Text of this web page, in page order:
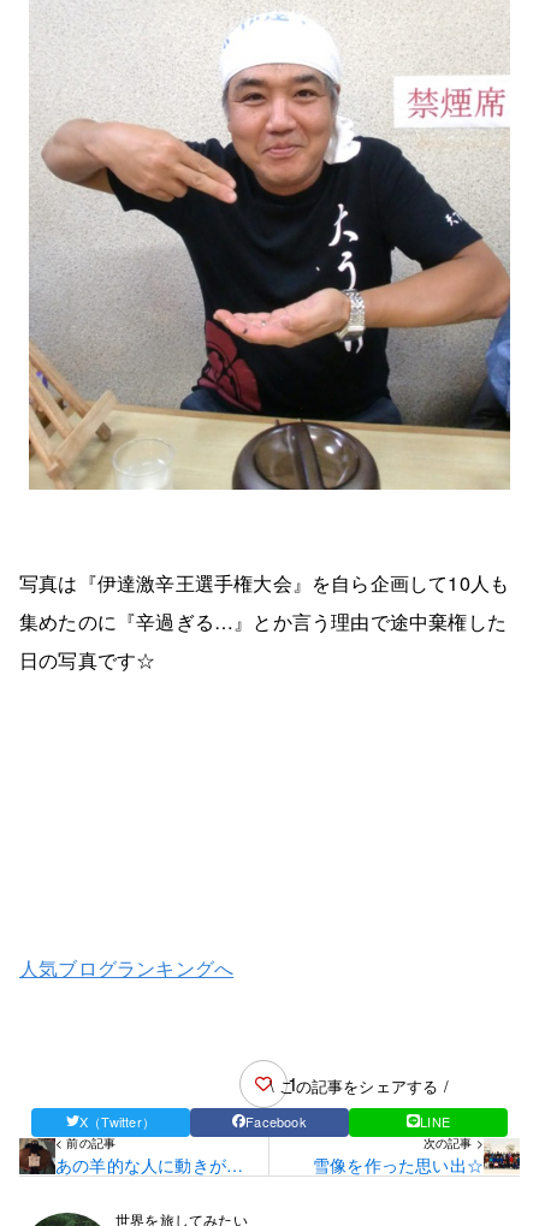
写真は『伊達激辛王選手権大会』を自ら企画して10人も
集めたのに『辛過ぎる…』とか言う理由で途中棄権した
日の写真です☆
人気ブログランキングへ
1
\ この記事をシェアする /
X（Twitter） Facebook LINE
< 前の記事
あの羊的な人に動きがあ
りました☆
次の記事 >
雪像を作った思い出☆
世界を旅してみたい